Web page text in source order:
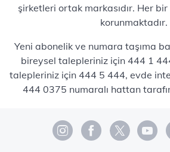
şirketleri ortak markasıdır. Her
korunmaktadır.
Yeni abonelik ve numara taşıma
bireysel talepleriniz için 444 1
talepleriniz için 444 5 444, evde
444 0375 numaralı hattan